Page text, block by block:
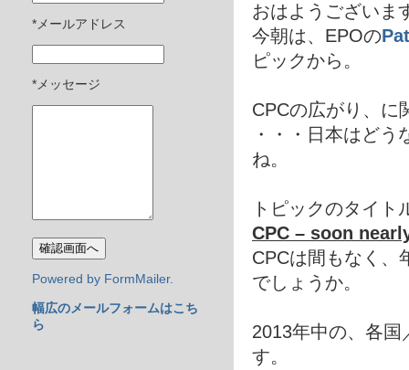
おはようございま
今朝は、EPOの
ピックから。
CPCの広がり、に
・・・日本はど
ね。
トピックのタイト
CPC – soon
CPCは間もなく
でしょうか。
2013年中の、各
す。
*メールアドレス
*メッセージ
Powered by FormMailer.
幅広のメールフォームはこち
ら